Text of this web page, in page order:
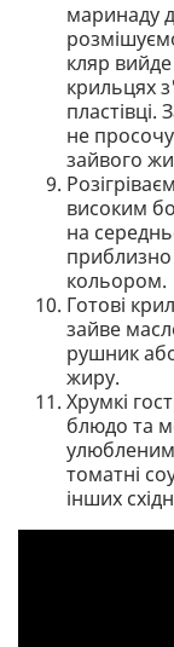
маринаду
кляр
крильцях
не
зайвого
високим
на
приблизно
кольором.
Готові
зайве
рушник
жиру.
Хрумкі
блюдо та
улюбленим
томатні
інших